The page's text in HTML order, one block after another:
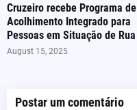
Cruzeiro recebe Programa de
Acolhimento Integrado para
Pessoas em Situação de Rua
August 15, 2025
Postar um comentário